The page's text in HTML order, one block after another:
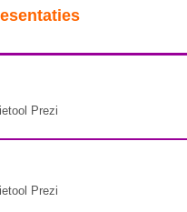
Prezi
Prezi